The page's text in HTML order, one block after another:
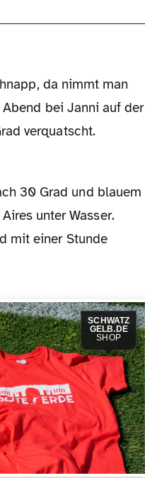
da nimmt man
bei Janni auf der
verquatscht.
unter Wasser.
mit einer Stunde
SCHWATZ
GELB.DE
SHOP